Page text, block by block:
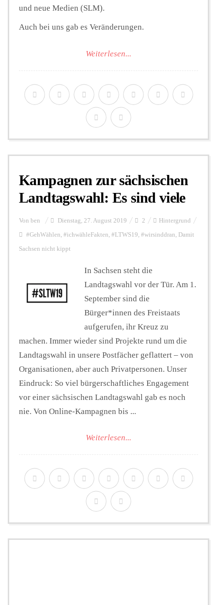
und neue Medien (SLM).
Auch bei uns gab es Veränderungen.
Weiterlesen...
Kampagnen zur sächsischen
Landtagswahl: Es sind viele
Von ben Dienstag, 27. August 2019 2 Hintergrund
#GehWählen, #ichwähleFakten, #LTWS19, #wirsinddran, Damit
Sachsen nicht kippt
In Sachsen steht die
Landtagswahl vor der Tür. Am 1.
September sind die
Bürger*innen des Freistaats
aufgerufen, ihr Kreuz zu
machen. Immer wieder sind Projekte rund um die
Landtagswahl in unsere Postfächer geflattert – von
Organisationen, aber auch Privatpersonen. Unser
Eindruck: So viel bürgerschaftliches Engagement
vor einer sächsischen Landtagswahl gab es noch
nie. Von Online-Kampagnen bis ...
Weiterlesen...